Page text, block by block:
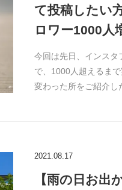
て投稿したい
ロワー1000
今回は先日、インスタ
で、1000人超えるま
変わった所をご紹介し
2021.08.17
【雨の日お出